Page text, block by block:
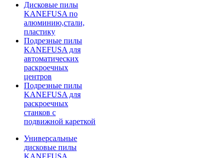
Дисковые пилы
KANEFUSA по
алюминию,стали,
пластику
Подрезные пилы
KANEFUSA для
автоматических
раскроечных
центров
Подрезные пилы
KANEFUSA для
раскроечных
станков с
подвижной кареткой
Универсальные
дисковые пилы
KANEFUSA